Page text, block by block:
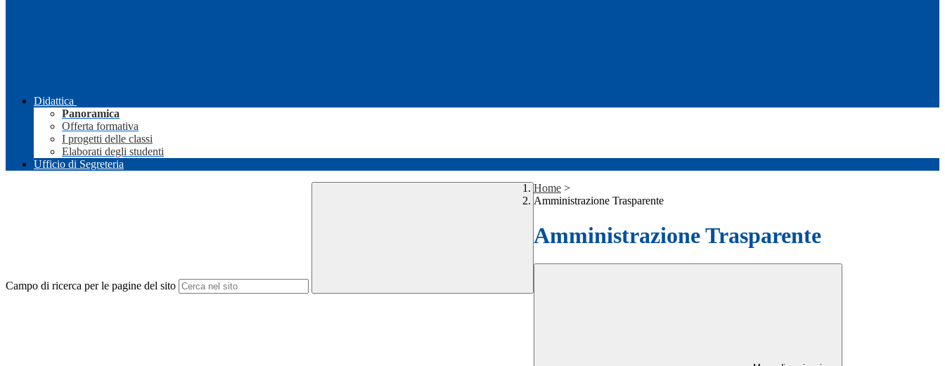
Didattica
Panoramica
Offerta formativa
I progetti delle classi
Elaborati degli studenti
Ufficio di Segreteria
Campo di ricerca per le pagine del sito
Home >
Amministrazione Trasparente
Amministrazione Trasparente